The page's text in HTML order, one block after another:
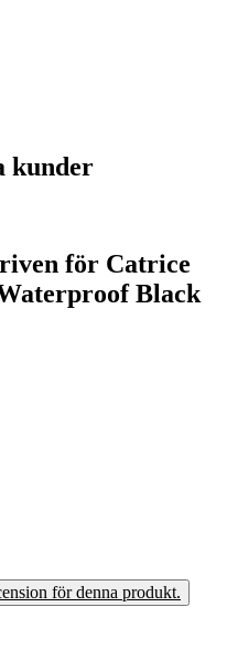
kunder
för Catrice
Black
för denna produkt.